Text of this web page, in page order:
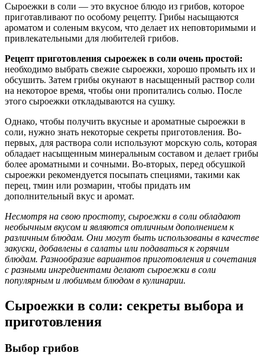
Сыроежки в соли — это вкусное блюдо из грибов, которое
приготавливают по особому рецепту. Грибы насыщаются
ароматом и соленым вкусом, что делает их неповторимыми и
привлекательными для любителей грибов.
Рецепт приготовления сыроежек в соли очень простой:
необходимо выбрать свежие сыроежки, хорошо промыть их и
обсушить. Затем грибы окунают в насыщенный раствор соли
на некоторое время, чтобы они пропитались солью. После
этого сыроежки откладываются на сушку.
Однако, чтобы получить вкусные и ароматные сыроежки в
соли, нужно знать некоторые секреты приготовления. Во-
первых, для раствора соли используют морскую соль, которая
обладает насыщенным минеральным составом и делает грибы
более ароматными и сочными. Во-вторых, перед обсушкой
сыроежки рекомендуется посыпать специями, такими как
перец, тмин или розмарин, чтобы придать им
дополнительный вкус и аромат.
Несмотря на свою простоту, сыроежки в соли обладают
необычным вкусом и являются отличным дополнением к
различным блюдам. Они могут быть использованы в качестве
закуски, добавлены в салаты или подаваться к горячим
блюдам. Разнообразие вариантов приготовления и сочетания
с разными ингредиентами делают сыроежки в соли
популярным и любимым блюдом в кулинарии.
Сыроежки в соли: секреты выбора и
приготовления
Выбор грибов